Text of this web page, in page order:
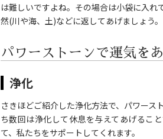
は難しいですよね。その場合は小袋に入
然(川や海、土)などに返してあげましょう。
パワーストーンで運気を
浄化
さきほどご紹介した浄化方法で、パワース
ち数回は浄化して休息を与えてあげるこ
て、私たちをサポートしてくれます。